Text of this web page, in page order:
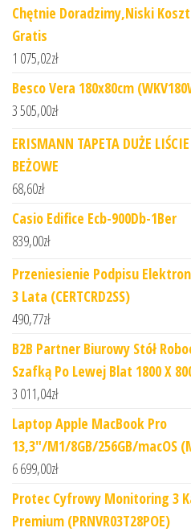
Chętnie Doradzimy,Niski
Gratis
1 075,02zł
Besco Vera 180x80cm
3 505,00zł
ERISMANN TAPETA DUŻE
BEŻOWE
68,60zł
Casio Edifice Ecb-900Db-1Ber
839,00zł
Przeniesienie Podpisu
3 Lata (CERTCRD2SS)
490,77zł
B2B Partner Biurowy Stół
Szafką Po Lewej Blat 1800 X
3 011,04zł
Laptop Apple MacBook Pro
13,3"/M1/8GB/256GB/macOS
6 699,00zł
Protec Cyfrowy Monitoring 3
Premium (PRNVR03T28POE)